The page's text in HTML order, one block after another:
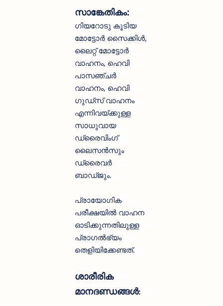
സാങ്കേതികം:
ഗിയറോടു കൂടിയ
മോട്ടോർ സൈക്കിൾ,
ലൈറ്റ് മോട്ടോർ
വാഹനം, ഹെവി
പാസഞ്ചർ
വാഹനം, ഹെവി
ഗുഡ്സ് വാഹനം
എന്നിവയ്ക്കുള്ള
സാധുവായ
ഡ്രൈവിംഗ്
ലൈസൻസും
ഡ്രൈവർ
ബാഡ്ജും.
പ്രായോഗിക
പരീക്ഷയിൽ വാഹന
ഓടിക്കുന്നതിലുള്ള
പ്രാഗൽഭ്യം
തെളിയിക്കേണ്ടത്.
ശാരീരിക
മാനദണ്ഡങ്ങൾ: